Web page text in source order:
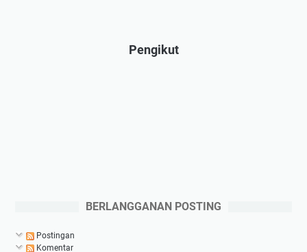
Pengikut
BERLANGGANAN POSTING
Postingan
Komentar